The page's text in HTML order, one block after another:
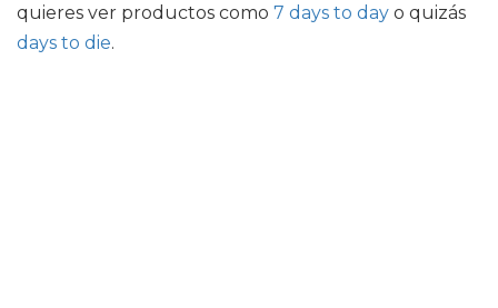
quieres ver productos como 7 days to day o quizás
days to die.